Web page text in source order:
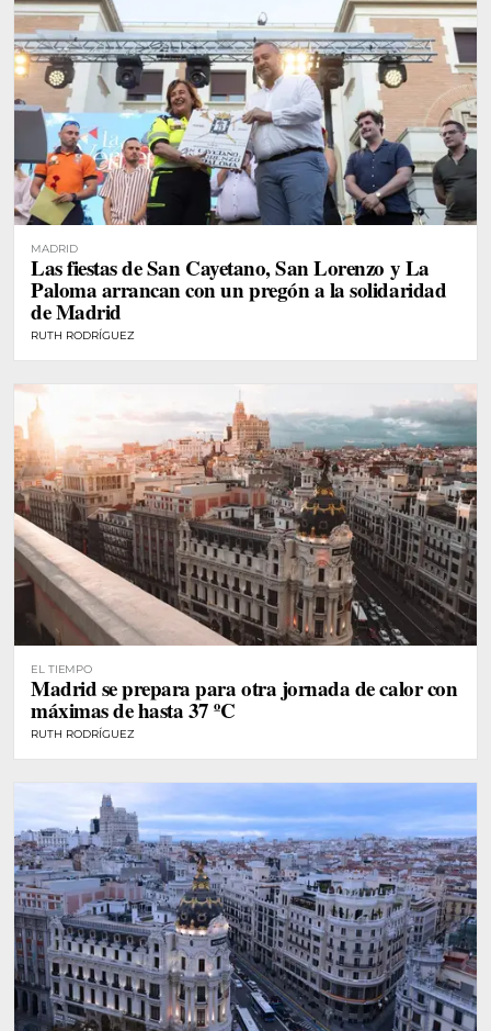
MADRID
Las fiestas de San Cayetano, San Lorenzo y La
Paloma arrancan con un pregón a la solidaridad
de Madrid
RUTH RODRÍGUEZ
EL TIEMPO
Madrid se prepara para otra jornada de calor con
máximas de hasta 37 ºC
RUTH RODRÍGUEZ